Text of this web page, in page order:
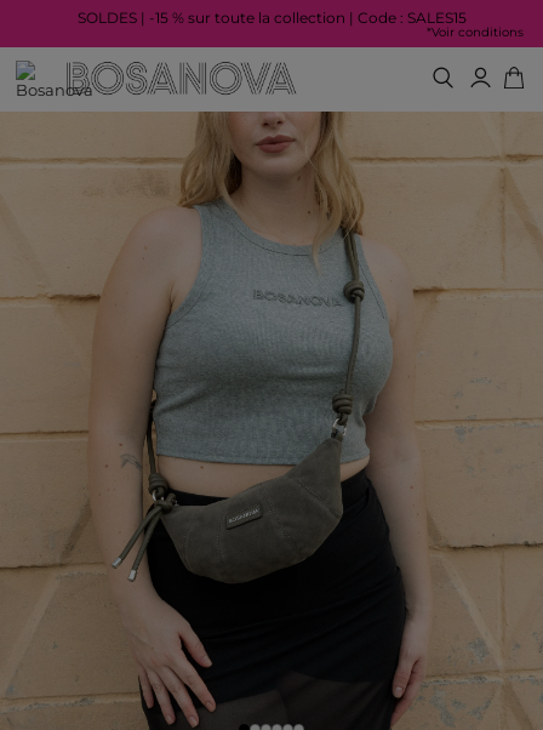
SOLDES | -15 % sur toute la collection | Code : SALES15
*Voir conditions